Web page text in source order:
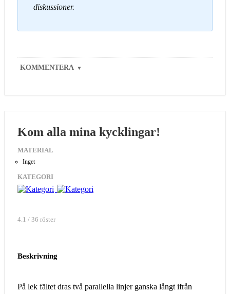
diskussioner.
KOMMENTERA ▼
Kom alla mina kycklingar!
MATERIAL
Inget
KATEGORI
4.1 / 36 röster
Beskrivning
På lek fältet dras två parallella linjer ganska långt ifrån